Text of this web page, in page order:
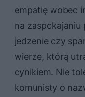
empatię wobec
na
jedzenie czy
wierze, którą
cynikiem. Nie
komunisty o